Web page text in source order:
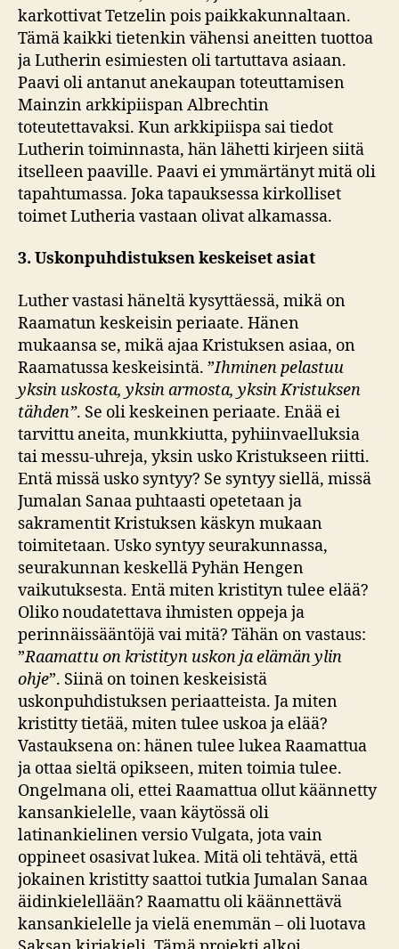
karkottivat Tetzelin pois paikkakunnaltaan.
Tämä kaikki tietenkin vähensi aneitten tuottoa
ja Lutherin esimiesten oli tartuttava asiaan.
Paavi oli antanut anekaupan toteuttamisen
Mainzin arkkipiispan Albrechtin
toteutettavaksi. Kun arkkipiispa sai tiedot
Lutherin toiminnasta, hän lähetti kirjeen siitä
itselleen paaville. Paavi ei ymmärtänyt mitä oli
tapahtumassa. Joka tapauksessa kirkolliset
toimet Lutheria vastaan olivat alkamassa.
3. Uskonpuhdistuksen keskeiset asiat
Luther vastasi häneltä kysyttäessä, mikä on
Raamatun keskeisin periaate. Hänen
mukaansa se, mikä ajaa Kristuksen asiaa, on
Raamatussa keskeisintä. ”Ihminen pelastuu
yksin uskosta, yksin armosta, yksin Kristuksen
tähden”. Se oli keskeinen periaate. Enää ei
tarvittu aneita, munkkiutta, pyhiinvaelluksia
tai messu-uhreja, yksin usko Kristukseen riitti.
Entä missä usko syntyy? Se syntyy siellä, missä
Jumalan Sanaa puhtaasti opetetaan ja
sakramentit Kristuksen käskyn mukaan
toimitetaan. Usko syntyy seurakunnassa,
seurakunnan keskellä Pyhän Hengen
vaikutuksesta. Entä miten kristityn tulee elää?
Oliko noudatettava ihmisten oppeja ja
perinnäissääntöjä vai mitä? Tähän on vastaus:
”Raamattu on kristityn uskon ja elämän ylin
ohje”. Siinä on toinen keskeisistä
uskonpuhdistuksen periaatteista. Ja miten
kristitty tietää, miten tulee uskoa ja elää?
Vastauksena on: hänen tulee lukea Raamattua
ja ottaa sieltä opikseen, miten toimia tulee.
Ongelmana oli, ettei Raamattua ollut käännetty
kansankielelle, vaan käytössä oli
latinankielinen versio Vulgata, jota vain
oppineet osasivat lukea. Mitä oli tehtävä, että
jokainen kristitty saattoi tutkia Jumalan Sanaa
äidinkielellään? Raamattu oli käännettävä
kansankielelle ja vielä enemmän – oli luotava